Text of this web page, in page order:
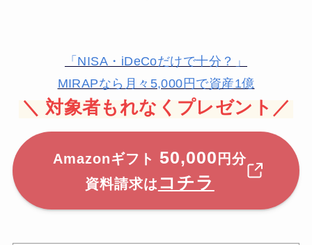
「NISA・iDeCoだけで十分？」
MIRAPなら月々5,000円で資産1億
＼ 対象者もれなくプレゼント／
Amazonギフト 50,000 円分
資料請求は コチラ